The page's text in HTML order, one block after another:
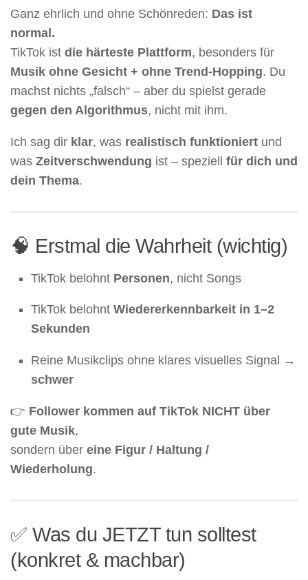
Ganz ehrlich und ohne Schönreden: Das ist
normal.
TikTok ist die härteste Plattform, besonders für
Musik ohne Gesicht + ohne Trend-Hopping. Du
machst nichts „falsch“ – aber du spielst gerade
gegen den Algorithmus, nicht mit ihm.
Ich sag dir klar, was realistisch funktioniert und
was Zeitverschwendung ist – speziell für dich und
dein Thema.
🧠 Erstmal die Wahrheit (wichtig)
TikTok belohnt Personen, nicht Songs
TikTok belohnt Wiedererkennbarkeit in 1–2
Sekunden
Reine Musikclips ohne klares visuelles Signal →
schwer
👉 Follower kommen auf TikTok NICHT über
gute Musik,
sondern über eine Figur / Haltung /
Wiederholung.
✅ Was du JETZT tun solltest
(konkret & machbar)